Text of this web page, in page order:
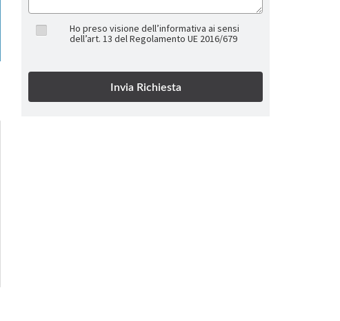
Ho preso visione dell’informativa ai sensi
dell’art. 13 del Regolamento UE 2016/679